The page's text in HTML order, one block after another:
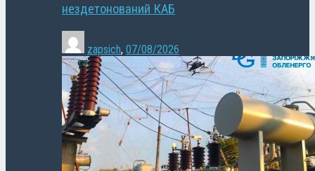
нездетонований КАБ
zapsich, 07/08/2026